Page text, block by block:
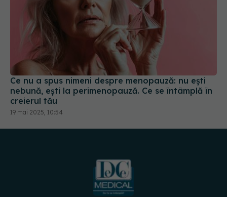
Ce nu a spus nimeni despre menopauză: nu ești
nebună, ești la perimenopauză. Ce se întâmplă în
creierul tău
19 mai 2025, 10:54
URMĂREȘTE-NE PE: